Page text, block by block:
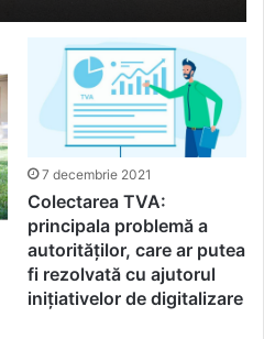
7 decembrie 2021
Colectarea TVA:
principala problemă a
autorităților, care ar putea
fi rezolvată cu ajutorul
inițiativelor de digitalizare